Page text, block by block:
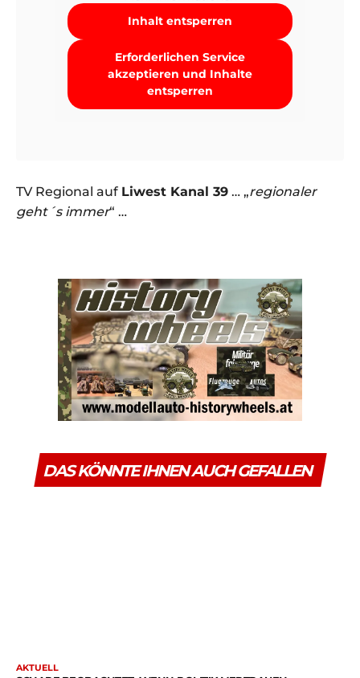
Inhalt entsperren
Erforderlichen Service
akzeptieren und Inhalte
entsperren
TV Regional auf Liwest Kanal 39 … „regionaler
geht´s immer“ …
DAS KÖNNTE IHNEN AUCH GEFALLEN
AKTUELL